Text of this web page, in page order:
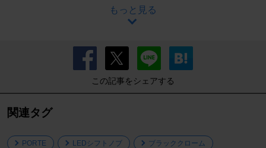
もっと見る
この記事をシェアする
関連タグ
PORTE LEDシフトノブ ブラッククローム